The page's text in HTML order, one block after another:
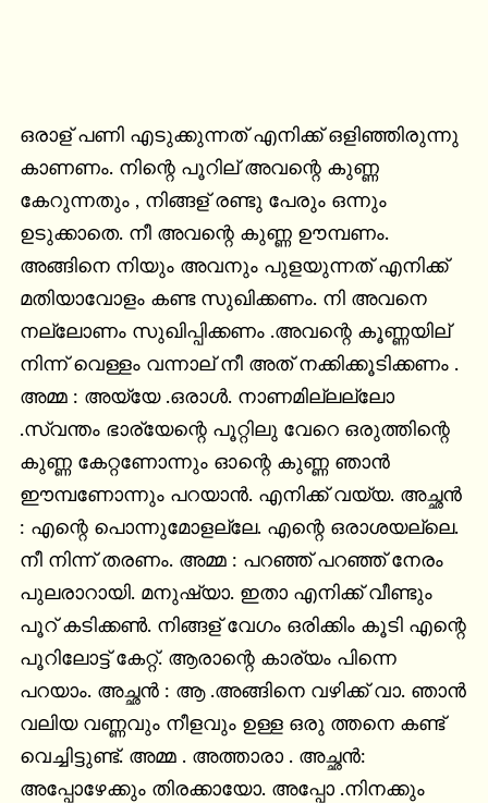
ഒരാള് പണി എടുക്കുന്നത് എനിക്ക് ഒളിഞ്ഞിരുന്നു
കാണണം. നിന്റെ പൂറില് അവന്റെ കുണ്ണ
കേറുന്നതും , നിങ്ങള് രണ്ടു പേരും ഒന്നും
ഉടുക്കാതെ. നീ അവന്റെ കുണ്ണ ഊമ്പണം.
അങ്ങിനെ നിയും അവനും പുളയുന്നത് എനിക്ക്
മതിയാവോളം കണ്ട സുഖിക്കണം. നി അവനെ
നല്ലോണം സുഖിപ്പിക്കണം .അവന്റെ കൂണ്ണയില്
നിന്ന് വെള്ളം വന്നാല് നീ അത് നക്കിക്കൂടിക്കണം .
അമ്മ : അയ്യേ .ഒരാൾ. നാണമില്ലല്ലോ
.സ്വന്തം ഭാര്യേന്റെ പൂറ്റിലു വേറെ ഒരുത്തിന്റെ
കുണ്ണ കേറ്റണോന്നും ഓന്റെ കുണ്ണ ഞാൻ
ഈമ്പണോന്നും പറയാൻ. എനിക്ക് വയ്യ. അച്ഛൻ
: എന്റെ പൊന്നുമോളല്ലേ. എന്റെ ഒരാശയല്ലെ.
നീ നിന്ന് തരണം. അമ്മ : പറഞ്ഞ് പറഞ്ഞ് നേരം
പുലരാറായി. മനുഷ്യാ. ഇതാ എനിക്ക് വീണ്ടും
പൂറ് കടിക്കൺ. നിങ്ങള് വേഗം ഒരിക്കിം കൂടി എന്റെ
പൂറിലോട്ട് കേറ്റ്. ആരാന്റെ കാര്യം പിന്നെ
പറയാം. അച്ഛൻ : ആ .അങ്ങിനെ വഴിക്ക് വാ. ഞാൻ
വലിയ വണ്ണവും നീളവും ഉള്ള ഒരു ത്തനെ കണ്ട്
വെച്ചിട്ടുണ്ട്. അമ്മ . അത്താരാ . അച്ഛൻ:
അപ്പോഴേക്കും തിരക്കായോ. അപ്പോ .നിനക്കും